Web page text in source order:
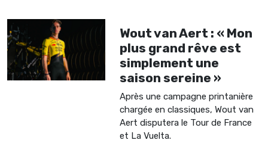
Wout van Aert : « Mon
plus grand rêve est
simplement une
saison sereine »
Après une campagne printanière
chargée en classiques, Wout van
Aert disputera le Tour de France
et La Vuelta.